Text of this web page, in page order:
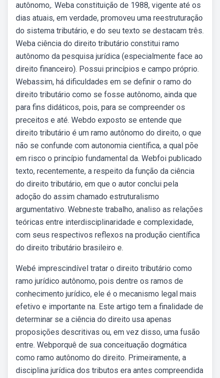
autônomo,. Weba constituição de 1988, vigente até os
dias atuais, em verdade, promoveu uma reestruturação
do sistema tributário, e do seu texto se destacam três.
Weba ciência do direito tributário constitui ramo
autônomo da pesquisa jurídica (especialmente face ao
direito financeiro). Possui princípios e campo próprio.
Webassim, há dificuldades em se definir o ramo do
direito tributário como se fosse autônomo, ainda que
para fins didáticos, pois, para se compreender os
preceitos e até. Webdo exposto se entende que
direito tributário é um ramo autônomo do direito, o que
não se confunde com autonomia científica, a qual põe
em risco o princípio fundamental da. Webfoi publicado
texto, recentemente, a respeito da função da ciência
do direito tributário, em que o autor conclui pela
adoção do assim chamado estruturalismo
argumentativo. Webneste trabalho, analiso as relações
teóricas entre interdisciplinaridade e complexidade,
com seus respectivos reflexos na produção científica
do direito tributário brasileiro e.
Webé imprescindível tratar o direito tributário como
ramo jurídico autônomo, pois dentre os ramos de
conhecimento jurídico, ele é o mecanismo legal mais
efetivo e importante na. Este artigo tem a finalidade de
determinar se a ciência do direito usa apenas
proposições descritivas ou, em vez disso, uma fusão
entre. Webporquê de sua conceituação dogmática
como ramo autônomo do direito. Primeiramente, a
disciplina jurídica dos tributos era antes compreendida